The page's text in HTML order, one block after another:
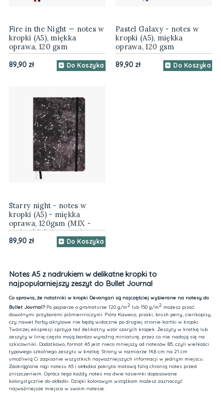
Fire in the Night — notes w
kropki (A5), miękka
oprawa, 120 gsm
89,90 zł Do Koszyka
Pastel Galaxy - notes w
kropki (A5), miękka
oprawa, 120 gsm
89,90 zł Do Koszyka
Starry night - notes w
kropki (A5) - miękka
oprawa, 120gsm (MIX -
papier biały i czarny)
89,90 zł Do Koszyka
Notes A5 z nadrukiem w delikatne kropki to
najpopularniejszy zeszyt do Bullet Journal
Co sprawia, że notatniki w kropki Devangari są najczęściej wybierane na notesy do
Bullet Journal?Po papierze o gramaturze 120 g/m2 lub 150 g/m2 możesz pisać
dowolnymi przyborami piśmienniczymi. Pióra Kaweco, pisaki, brush peny, cienkopisy,
czy nawet farby akrylowe nie będą widoczne po drugiej stronie kartki w kropki.
Twórczej ekspresji sprzyja też delikatny wzór szarych kropek. Zeszyty w kratkę lub
zeszyty w linię często mają bardzo wyraźną miniaturę, przez co nie nadają się na
szkicowniki. Dodatkowo, format A5 jest nieco mniejszy od notesów B5, czyli wielkości
typowego szkolnego zeszytu w kratkę. Strony w rozmiarze 14,8 cm na 21 cm
umożliwią Ci zapisanie wszystkich najważniejszych informacji w jednym miejscu.
Zaokrąglone rogi notesu A5 i okładka pokryta matową folią chronią notes przed
zniszczeniem. Oprócz tego każdy notes ma dwie tasiemki dopasowane
kolorystycznie do okładki. Dzięki kolorowym wstążkom możesz zaznaczyć
najważniejsze miejsca w swoim notesie.